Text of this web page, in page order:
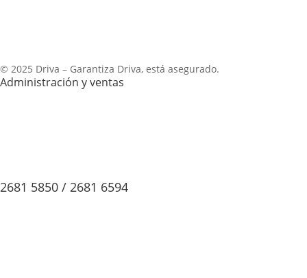
© 2025 Driva – Garantiza Driva, está asegurado.
Administración y ventas
2681 5850 / 2681 6594